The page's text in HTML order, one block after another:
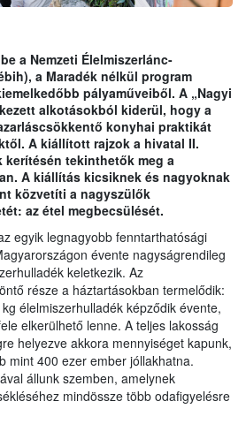
a Nemzeti Élelmiszerlánc-
a Maradék nélkül program
pályaműveiből. A „Nagyi
alkotásokból kiderül, hogy a
konyhai praktikát
A kiállított rajzok a hivatal II.
tekinthetők meg a
A kiállítás kicsiknek és nagyoknak
közvetíti a nagyszülők
az étel megbecsülését.
egyik legnagyobb fenntarthatósági
évente nagyságrendileg
keletkezik. Az
része a háztartásokban termelődik:
élelmiszerhulladék képződik évente,
elkerülhető lenne. A teljes lakosság
helyezve akkora mennyiséget kapunk,
mint 400 ezer ember jóllakhatna.
állunk szemben, amelynek
mindössze több odafigyelésre